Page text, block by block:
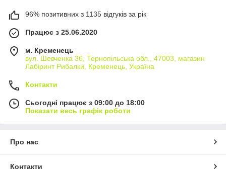
96% позитивних з 1135 відгуків за рік
Працює з 25.06.2020
м. Кременець
вул. Шевченка 36, Тернопільська обл., 47003, магазин
Лабіринт Рибалки, Кременець, Україна
Контакти
Сьогодні працює з 09:00 до 18:00
Показати весь графік роботи
Про нас
Контакти